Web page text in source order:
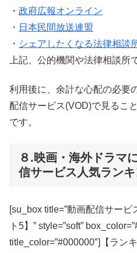
・ 政府広報オンライン
・ 日本民間放送連盟
・ シェアしたくなる法律相談
上記、公的機関や法律相談所
利用後に、余計な心配の必要
配信サービス(VOD)で見るこ
です。
８.映画・海外ドラマ
信サービス人気ランキ
[su_box title=”動画配信サー
ト5】” style=”soft”
title_color=”#000000″]【ラン